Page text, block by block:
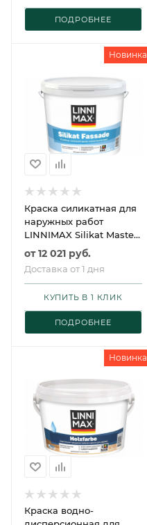
ПОДРОБНЕЕ
Новинка
Краска силикатная для
наружных работ
LINNIMAX Silikat Master
Fassade / ЛИННИМАКС
Силикат Мастер Фаса
от12 021 руб.
Доставка от 1 дня
ПОДРОБНЕЕ
КУПИТЬ В 1 КЛИК
Новинка
Краска водно-